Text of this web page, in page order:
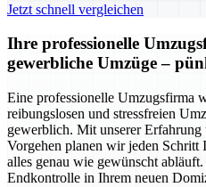
Jetzt schnell vergleichen
Ihre professionelle
gewerbliche Umzüge –
Eine professionelle Umzugsfirma
reibungslosen und stressfreien
gewerblich. Mit unserer Erfahrung
Vorgehen planen wir jeden Schritt
alles genau wie gewünscht
Endkontrolle in Ihrem neuen